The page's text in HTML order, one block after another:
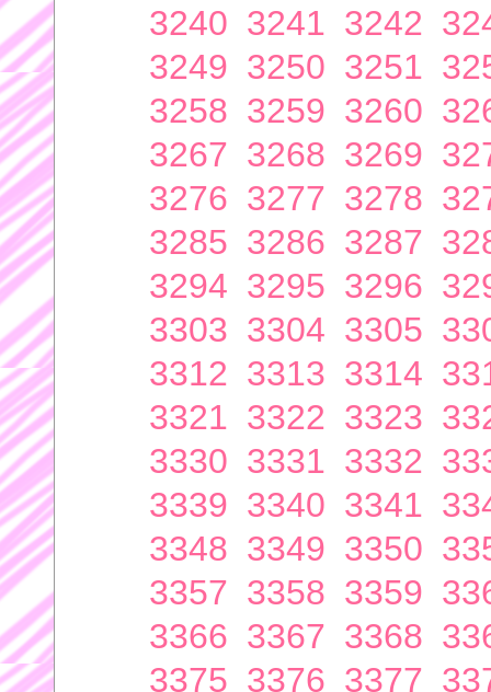
3240 3241 3242
3249 3250 3251
3258 3259 3260
3267 3268 3269
3276 3277 3278
3285 3286 3287
3294 3295 3296
3303 3304 3305
3312 3313 3314
3321 3322 3323
3330 3331 3332
3339 3340 3341
3348 3349 3350
3357 3358 3359
3366 3367 3368
3375 3376 3377